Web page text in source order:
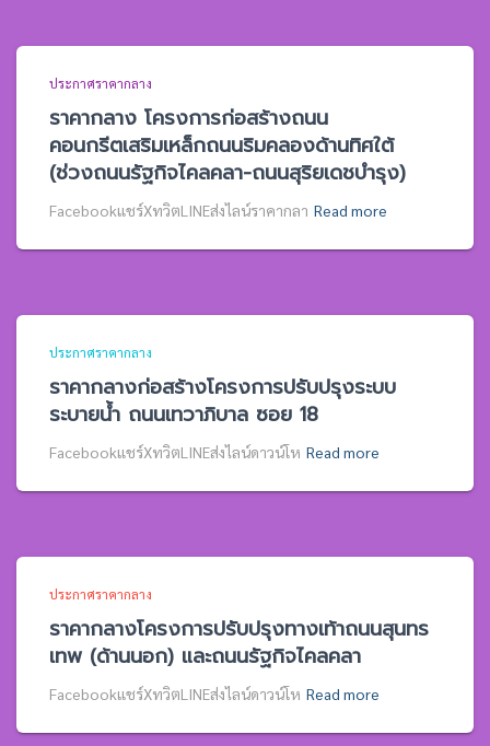
ประกาศราคากลาง
ราคากลาง โครงการก่อสร้างถนน
คอนกรีตเสริมเหล็กถนนริมคลองด้านทิศใต้
(ช่วงถนนรัฐกิจไคลคลา-ถนนสุริยเดชบำรุง)
Facebookแชร์XทวิตLINEส่งไลน์ราคากลา Read more
ประกาศราคากลาง
ราคากลางก่อสร้างโครงการปรับปรุงระบบ
ระบายน้ำ ถนนเทวาภิบาล ซอย 18
Facebookแชร์XทวิตLINEส่งไลน์ดาวน์โห Read more
ประกาศราคากลาง
ราคากลางโครงการปรับปรุงทางเท้าถนนสุนทร
เทพ (ด้านนอก) และถนนรัฐกิจไคลคลา
Facebookแชร์XทวิตLINEส่งไลน์ดาวน์โห Read more